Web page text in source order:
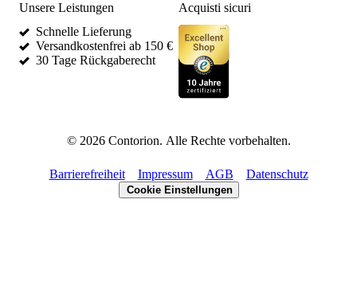
Unsere Leistungen
Schnelle Lieferung
Versandkostenfrei ab 150 €
30 Tage Rückgaberecht
Acquisti sicuri
© 2026Contorion. Alle Rechte vorbehalten.
Barrierefreiheit Impressum AGB Datenschutz
Cookie Einstellungen